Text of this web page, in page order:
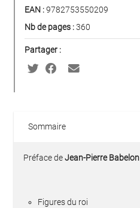
EAN :9782753550209
Nb de pages :360
Partager :
Sommaire
Préface deJean-Pierre Babelon
Figures du roi